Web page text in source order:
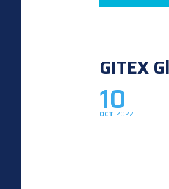
GITEX
10
OCT 2022